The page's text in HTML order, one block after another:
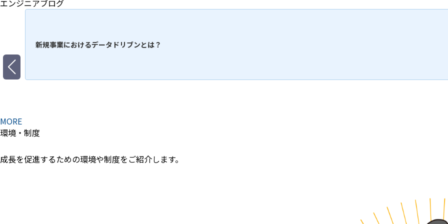
エンジニアブログ
新規事業におけるデータドリブンとは？
MORE
環境・制度
成長を促進するための環境や制度をご紹介します。